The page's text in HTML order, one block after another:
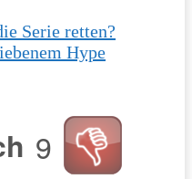
Serie retten?
Hype
9